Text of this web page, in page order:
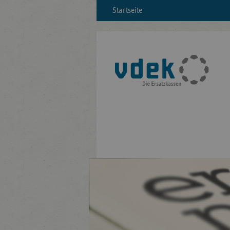
Startseite